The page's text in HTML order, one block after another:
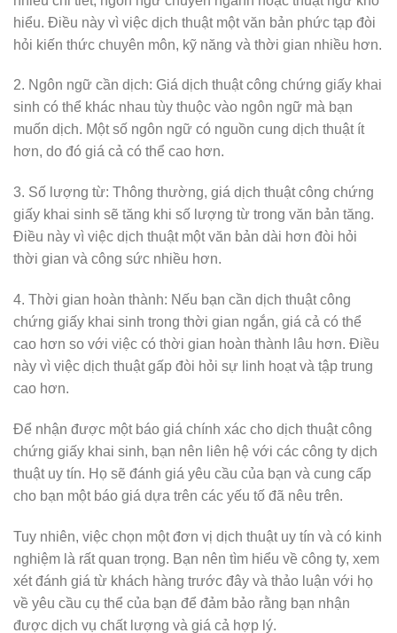
hiểu. Điều này vì việc dịch thuật một văn bản phức tạp đòi
hỏi kiến thức chuyên môn, kỹ năng và thời gian nhiều hơn.
2. Ngôn ngữ cần dịch: Giá dịch thuật công chứng giấy khai
sinh có thể khác nhau tùy thuộc vào ngôn ngữ mà bạn
muốn dịch. Một số ngôn ngữ có nguồn cung dịch thuật ít
hơn, do đó giá cả có thể cao hơn.
3. Số lượng từ: Thông thường, giá dịch thuật công chứng
giấy khai sinh sẽ tăng khi số lượng từ trong văn bản tăng.
Điều này vì việc dịch thuật một văn bản dài hơn đòi hỏi
thời gian và công sức nhiều hơn.
4. Thời gian hoàn thành: Nếu bạn cần dịch thuật công
chứng giấy khai sinh trong thời gian ngắn, giá cả có thể
cao hơn so với việc có thời gian hoàn thành lâu hơn. Điều
này vì việc dịch thuật gấp đòi hỏi sự linh hoạt và tập trung
cao hơn.
Để nhận được một báo giá chính xác cho dịch thuật công
chứng giấy khai sinh, bạn nên liên hệ với các công ty dịch
thuật uy tín. Họ sẽ đánh giá yêu cầu của bạn và cung cấp
cho bạn một báo giá dựa trên các yếu tố đã nêu trên.
Tuy nhiên, việc chọn một đơn vị dịch thuật uy tín và có kinh
nghiệm là rất quan trọng. Bạn nên tìm hiểu về công ty, xem
xét đánh giá từ khách hàng trước đây và thảo luận với họ
về yêu cầu cụ thể của bạn để đảm bảo rằng bạn nhận
được dịch vụ chất lượng và giá cả hợp lý.